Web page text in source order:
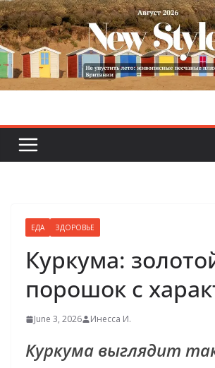
Skip
to
content
ЕДА ЗДОРОВЬЕ
Куркума:
порошок с
June 3, 2026 Инесса И.
Куркума выглядит